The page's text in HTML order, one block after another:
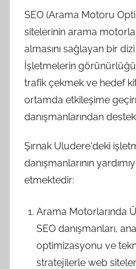
SEO (Arama Motoru
sitelerinin arama
almasını sağlayan bir
İşletmelerin
trafik çekmek ve hedef
ortamda etkileşime
danışmanlarından
Şırnak Uludere'deki
danışmanlarının
etmektedir:
Arama Motorlarında
SEO danışmanları,
optimizasyonu ve
stratejilerle web